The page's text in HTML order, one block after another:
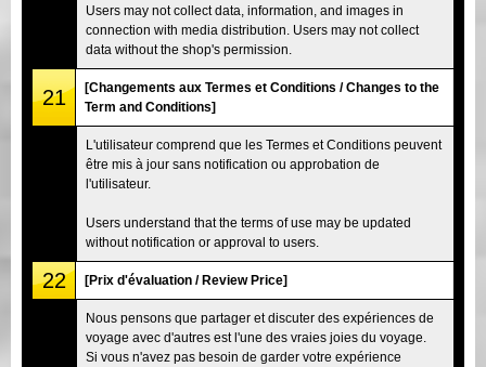
Users may not collect data, information, and images in
connection with media distribution. Users may not collect
data without the shop's permission.
21
[Changements aux Termes et Conditions / Changes to the
Term and Conditions]
L'utilisateur comprend que les Termes et Conditions peuvent
être mis à jour sans notification ou approbation de
l'utilisateur.
Users understand that the terms of use may be updated
without notification or approval to users.
22 [Prix d'évaluation / Review Price]
Nous pensons que partager et discuter des expériences de
voyage avec d'autres est l'une des vraies joies du voyage.
Si vous n'avez pas besoin de garder votre expérience